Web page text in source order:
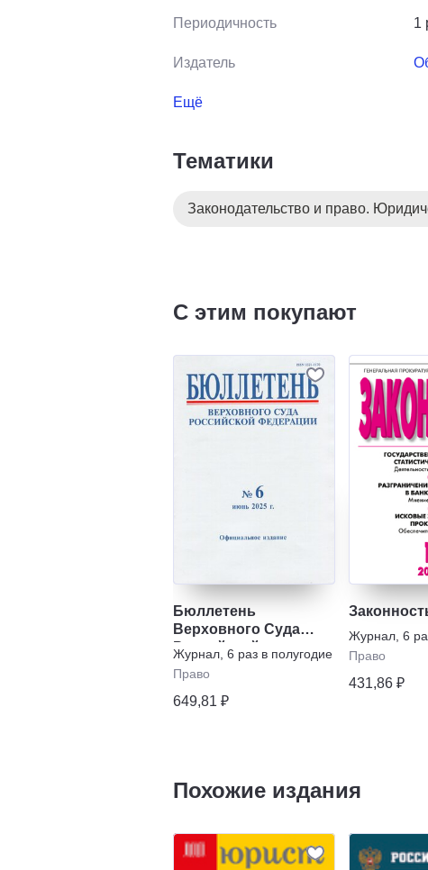
Периодичность 1
Издатель
Ещё
Тематики
Законодательство и право.
С этим покупают
Бюллетень
Верховного Суда
Российской
Федерации
Журнал 6 раз в полугодие
Право
649,81 ₽
Журнал 6
Право
431,86 ₽
Похожие издания